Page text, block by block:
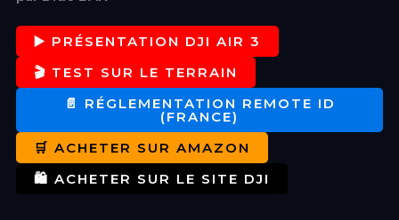
▶️ PRÉSENTATION DJI AIR 3
🎬 TEST SUR LE TERRAIN
📄 RÉGLEMENTATION REMOTE ID
(FRANCE)
🛒 ACHETER SUR AMAZON
🛍️ ACHETER SUR LE SITE DJI